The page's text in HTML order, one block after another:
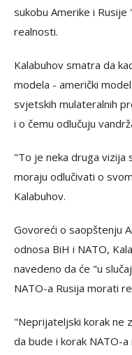
sukobu Amerike i
realnosti.
Kalabuhov smatra da
modela - američki
svjetskih mulateralnih
i o čemu odlučuju
"To je neka druga vizija
moraju odlučivati o
Kalabuhov.
Govoreći o saopštenju
odnosa BiH i NATO,
navedeno da će "u
NATO-a Rusija morati
"Neprijateljski korak ne
da bude i korak NATO-